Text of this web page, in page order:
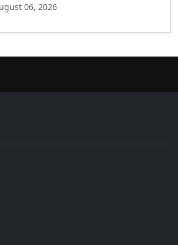
06, 2026